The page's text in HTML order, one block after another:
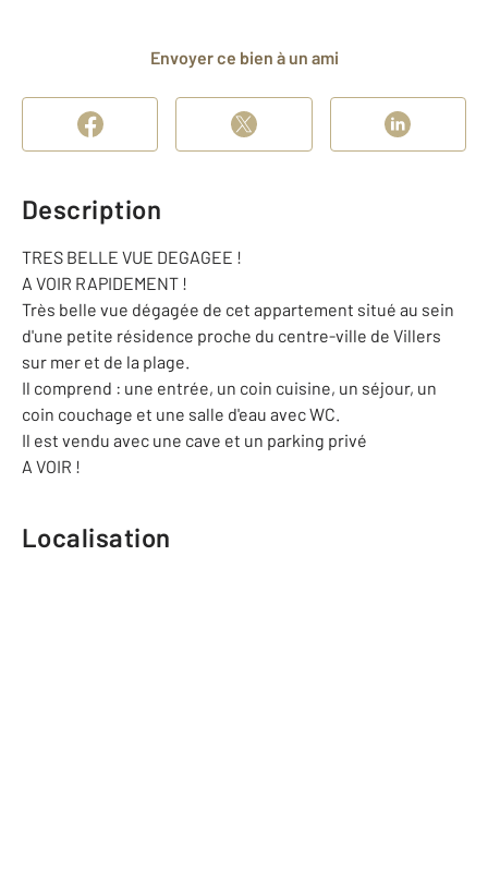
Envoyer ce bien à un ami
Description
TRES BELLE VUE DEGAGEE !
A VOIR RAPIDEMENT !
Très belle vue dégagée de cet appartement situé au sein
d'une petite résidence proche du centre-ville de Villers
sur mer et de la plage.
Il comprend : une entrée, un coin cuisine, un séjour, un
coin couchage et une salle d'eau avec WC.
Il est vendu avec une cave et un parking privé
A VOIR !
Localisation